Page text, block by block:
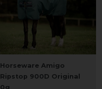
Horseware Amigo
Ripstop 900D Original
0g